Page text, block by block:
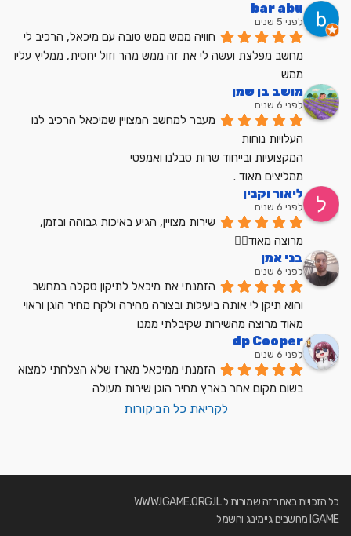
bar abu
לפני 5 שנים
ממש
מושב בן שמן
לפני 6 שנים
מעבר למחשב המצויין שמיכאל הרכיב לנו
העלויות נוחות
המקצועיות ובייחוד שרות סבלנו ואמפטי
ממליצים מאוד .
ליאור וקנין
לפני 6 שנים
מרוצה מאוד👍🏼
בני אמן
לפני 6 שנים
מאוד מרוצה מהשירות שקיבלתי ממנו
dp Cooper
לפני 6 שנים
בשום מקום אחר בארץ מחיר הוגן שירות מעולה
לקריאת כל הביקורות
כל הזכויות באתר זה שמורות ל WWW.IGAME.ORG.IL
IGAME מחשבים גיימינג וחשמל